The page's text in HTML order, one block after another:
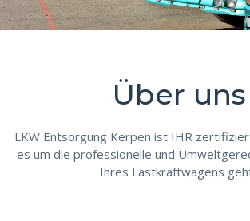
Über uns
LKW Entsorgung Kerpen ist IHR
es um die professionelle und
Ihres Lastkraftwagens